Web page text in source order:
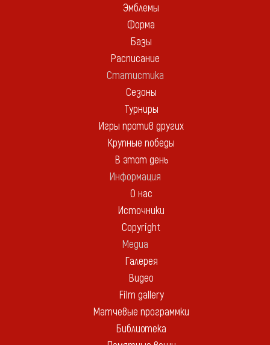
Эмблемы
Форма
Базы
Расписание
Статистика
Сезоны
Турниры
Игры против других
Крупные победы
В этот день
Информация
О нас
Источники
Copyright
Медиа
Галерея
Видео
Film gallery
Матчевые программки
Библиотека